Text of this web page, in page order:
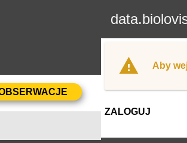
Aby
ZALOGUJ